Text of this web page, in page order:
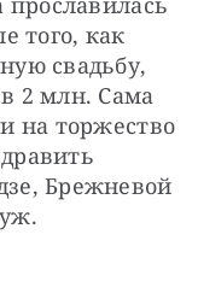
того, как
свадьбу,
2 млн. Сама
на торжество
Брежневой